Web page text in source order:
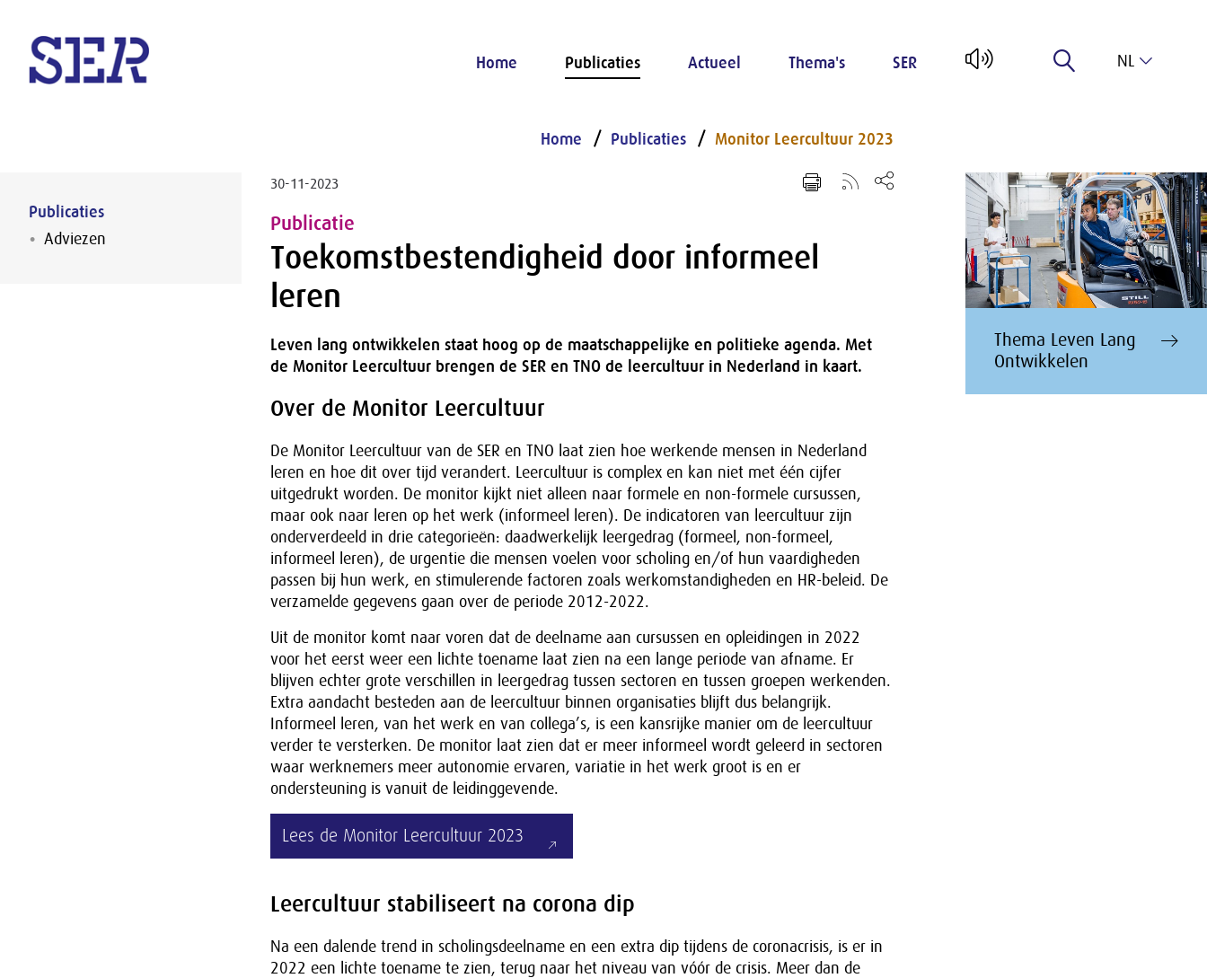
Home Publicaties Actueel Thema's SER NL
Publicaties
Adviezen
Home Publicaties Monitor Leercultuur 2023
30-11-2023
Publicatie
Toekomstbestendigheid door informeel
leren
Leven lang ontwikkelen staat hoog op de maatschappelijke en politieke agenda. Met
de Monitor Leercultuur brengen de SER en TNO de leercultuur in Nederland in kaart.
Over de Monitor Leercultuur
De Monitor Leercultuur van de SER en TNO laat zien hoe werkende mensen in Nederland
leren en hoe dit over tijd verandert. Leercultuur is complex en kan niet met één cijfer
uitgedrukt worden. De monitor kijkt niet alleen naar formele en non-formele cursussen,
maar ook naar leren op het werk (informeel leren). De indicatoren van leercultuur zijn
onderverdeeld in drie categorieën: daadwerkelijk leergedrag (formeel, non-formeel,
informeel leren), de urgentie die mensen voelen voor scholing en/of hun vaardigheden
passen bij hun werk, en stimulerende factoren zoals werkomstandigheden en HR-beleid. De
verzamelde gegevens gaan over de periode 2012-2022.
Uit de monitor komt naar voren dat de deelname aan cursussen en opleidingen in 2022
voor het eerst weer een lichte toename laat zien na een lange periode van afname. Er
blijven echter grote verschillen in leergedrag tussen sectoren en tussen groepen werkenden.
Extra aandacht besteden aan de leercultuur binnen organisaties blijft dus belangrijk.
Informeel leren, van het werk en van collega’s, is een kansrijke manier om de leercultuur
verder te versterken. De monitor laat zien dat er meer informeel wordt geleerd in sectoren
waar werknemers meer autonomie ervaren, variatie in het werk groot is en er
ondersteuning is vanuit de leidinggevende.
Lees de Monitor Leercultuur 2023
Leercultuur stabiliseert na corona dip
Na een dalende trend in scholingsdeelname en een extra dip tijdens de coronacrisis, is er in
2022 een lichte toename te zien, terug naar het niveau van vóór de crisis. Meer dan de
Thema Leven Lang
Ontwikkelen